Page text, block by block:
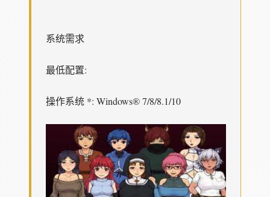
系统需求
最低配置:
操作系统 *: Windows® 7/8/8.1/10